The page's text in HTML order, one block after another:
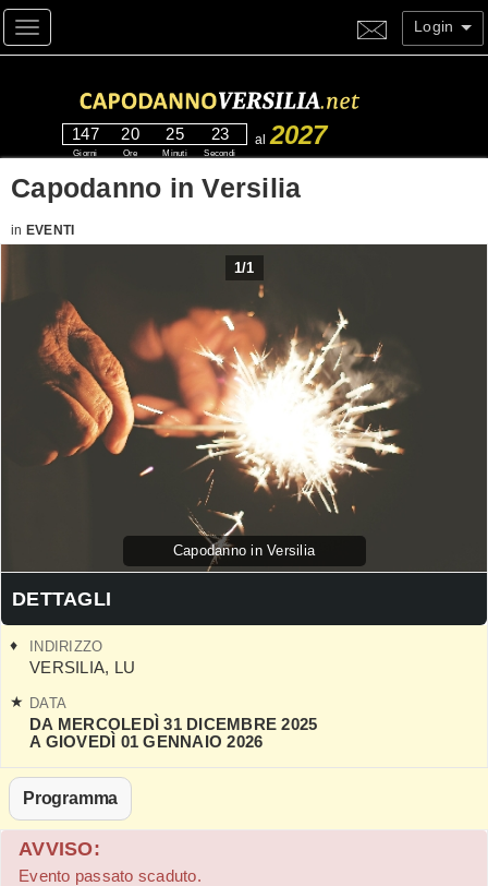
Toggle navigation Login
147
Giorni
20
Ore
25
Minuti
23
Secondi
al 2027
Capodanno in Versilia
in EVENTI
1/1
Capodanno in Versilia
DETTAGLI
INDIRIZZO
VERSILIA, LU
DATA
DA MERCOLEDÌ 31 DICEMBRE 2025
A GIOVEDÌ 01 GENNAIO 2026
Programma
AVVISO:
Evento passato scaduto.